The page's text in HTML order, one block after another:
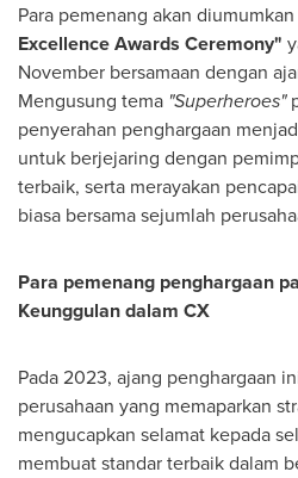
Para pemenang akan
Excellence Awards Ceremony"
November bersamaan dengan
Mengusung tema "Superheroes"
penyerahan penghargaan
untuk berjejaring dengan
terbaik, serta merayakan
biasa bersama sejumlah
Para pemenang penghargaan
Keunggulan dalam CX
Pada2023, ajang penghargaan
perusahaan yang memaparkan
mengucapkan selamat kepada
membuat standar terbaik dalam